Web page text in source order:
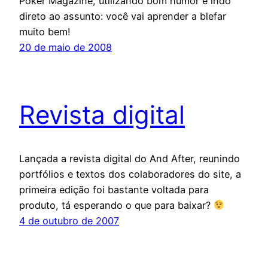
direto ao assunto: você vai aprender a blefar
muito bem!
20 de maio de 2008
Revista digital
Lançada a revista digital do And After, reunindo
portfólios e textos dos colaboradores do site, a
primeira edição foi bastante voltada para
produto, tá esperando o que para baixar?
4 de outubro de 2007